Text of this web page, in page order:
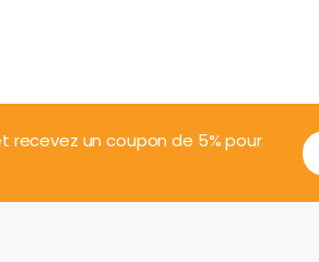
recevez un coupon de 5% pour
E
m
i